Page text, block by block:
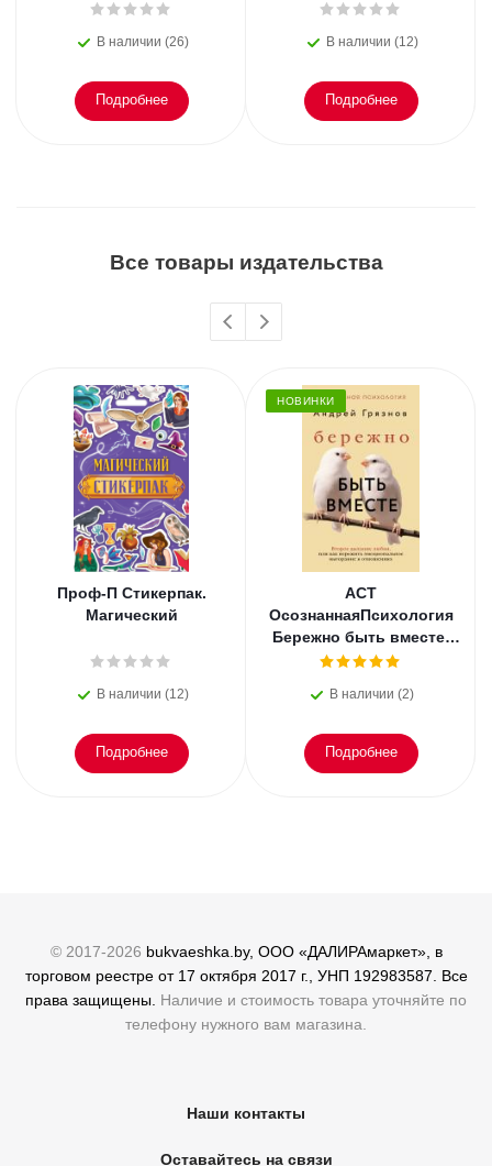
В наличии (26)
Подробнее
В наличии (12)
Подробнее
Все товары издательства
Проф-П Стикерпак.
Магический
В наличии (12)
Подробнее
НОВИНКИ
АСТ
ОсознаннаяПсихология
Бережно быть вместе.
Второе дыхание любви,
эмоциональное
В наличии (2)
Подробнее
© 2017-2026 bukvaeshka.by, ООО «ДАЛИРАмаркет», в
торговом реестре от 17 октября 2017 г., УНП 192983587. Все
права защищены. Наличие и стоимость товара уточняйте по
телефону нужного вам магазина.
Наши контакты
Оставайтесь на связи